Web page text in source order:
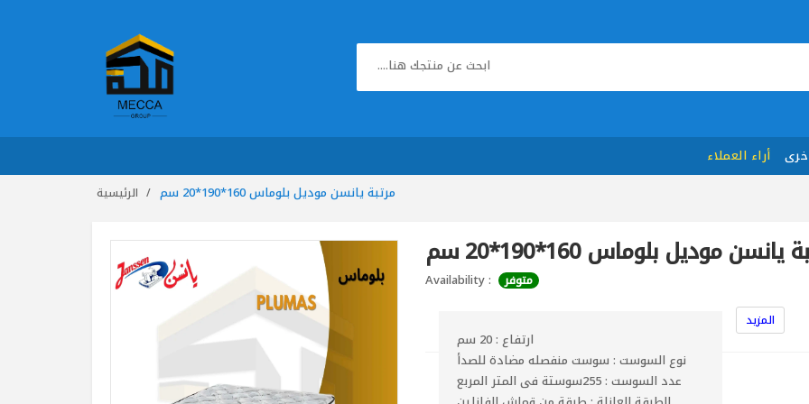
أراء العملاء
الرئيسية مرتبة يانسن موديل بلوماس 160*190*20 سم
يانسن موديل بلوماس 160*190*20 سم
Availability : متوفر
ارتفاع : 20 سم
نوع السوست : سوست منفصله مضادة للصدأ
عدد السوست : 255سوستة فى المتر المربع
المزيد